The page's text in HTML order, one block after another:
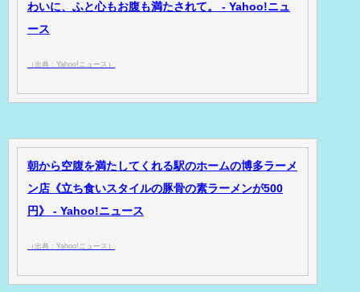
わいに、ふと心もお腹も満たされて。 - Yahoo!ニュ
ース
（出典：Yahoo!ニュース）
朝から空腹を満たしてくれる駅のホームの博多ラーメ
ン店《立ち食いスタイルの豚骨の素ラーメンが500
円》 - Yahoo!ニュース
（出典：Yahoo!ニュース）